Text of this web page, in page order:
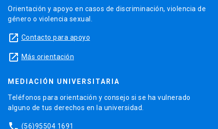
Orientación y apoyo en casos de discriminación, violencia de
género o violencia sexual.
launch Contacto para apoyo
launch Más orientación
MEDIACIÓN UNIVERSITARIA
Teléfonos para orientación y consejo si se ha vulnerado
alguno de tus derechos en la universidad.
(56)95504 1691